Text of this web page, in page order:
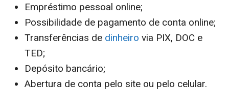
Empréstimo pessoal online;
Possibilidade de pagamento de conta online;
Transferências de dinheiro via PIX, DOC e
TED;
Depósito bancário;
Abertura de conta pelo site ou pelo celular.